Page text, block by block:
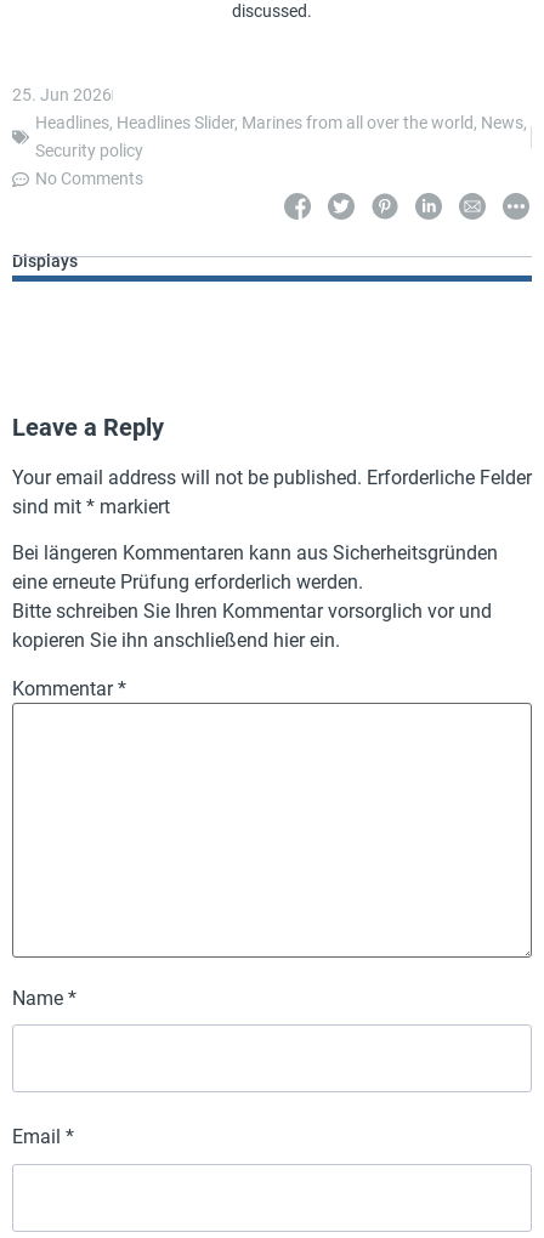
discussed.
25. Jun 2026
Headlines, Headlines Slider, Marines from all over the world, News,
Security policy
No Comments
Displays
Leave a Reply
Your email address will not be published. Erforderliche Felder
sind mit * markiert
Bei längeren Kommentaren kann aus Sicherheitsgründen
eine erneute Prüfung erforderlich werden.
Bitte schreiben Sie Ihren Kommentar vorsorglich vor und
kopieren Sie ihn anschließend hier ein.
Kommentar*
Name *
Email *